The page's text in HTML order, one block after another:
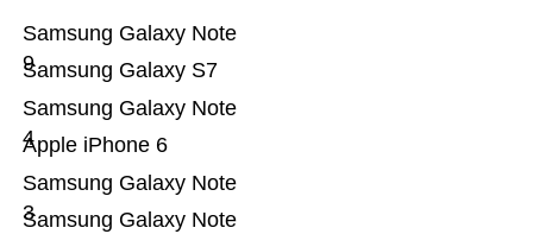
Samsung Galaxy Note
Samsung Galaxy Note
3
Apple iPhone 6
Samsung Galaxy Note
4
Samsung Galaxy S7
Samsung Galaxy Note
9